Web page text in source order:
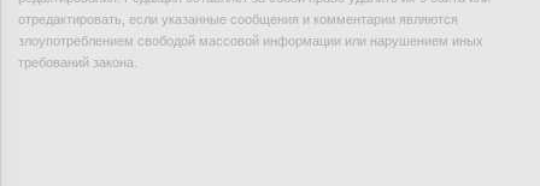
отредактировать, если указанные сообщения и комментарии являются
злоупотреблением свободой массовой информации или нарушением иных
требований закона.